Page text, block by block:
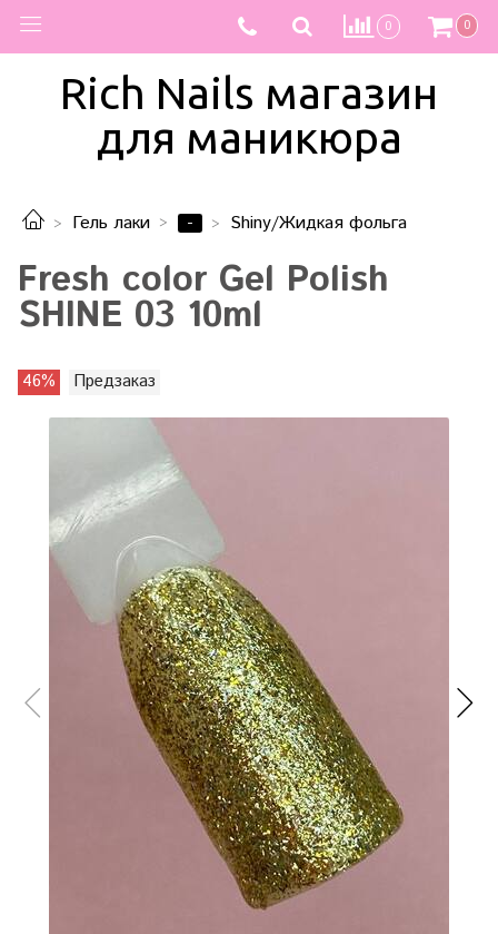
0 0
Rich Nails магазин
для маникюра
Гель лаки - Shiny/Жидкая фольга
Fresh color Gel Polish
SHINE 03 10ml
46% Предзаказ